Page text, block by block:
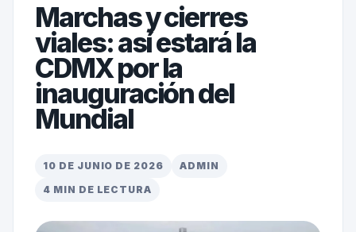
Marchas y cierres
viales: así estará la
CDMX por la
inauguración del
Mundial
10 DE JUNIO DE 2026
ADMIN
4 MIN DE LECTURA